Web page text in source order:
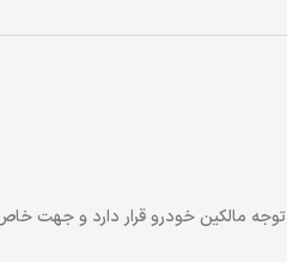
است كه بسيار موردتوجه مالكين خودرو